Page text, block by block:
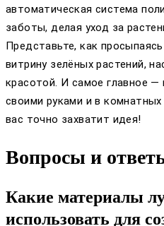
автоматическая система
заботы, делая уход за
Представьте, как
витрину зелёных растений,
красотой. И самое главное
своими руками и в комнатных
вас точно захватит идея!
Вопросы и
Какие материалы
использовать для